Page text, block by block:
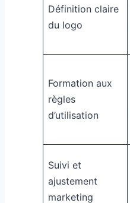
Définition claire
du logo
Formation aux
règles
d’utilisation
Suivi et
ajustement
marketing